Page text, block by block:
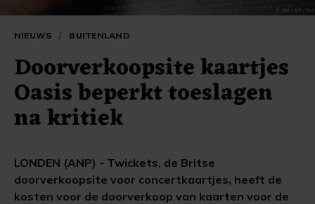
NIEUWS / BUITENLAND
Doorverkoopsite kaartjes
Oasis beperkt toeslagen
na kritiek
LONDEN (ANP) - Twickets, de Britse
doorverkoopsite voor concertkaartjes, heeft de
kosten voor de doorverkoop van kaarten voor de